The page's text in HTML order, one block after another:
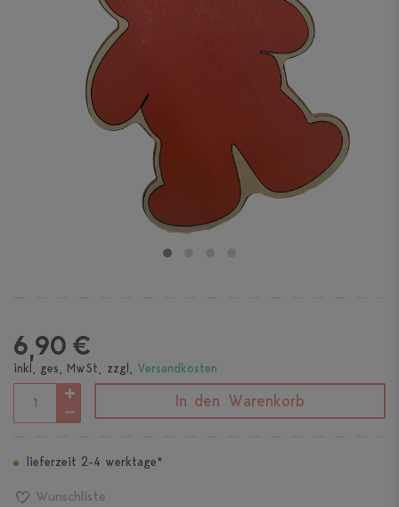
6,90 €
inkl. ges. MwSt. zzgl. Versandkosten
In den Warenkorb
lieferzeit 2-4 werktage*
Wunschliste